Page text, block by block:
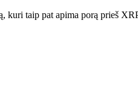
kuri taip pat apima porą prieš